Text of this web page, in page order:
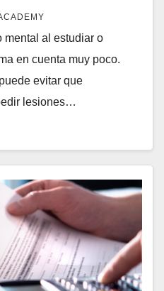
mental al estudiar o
en cuenta muy poco.
evitar que
lesiones…